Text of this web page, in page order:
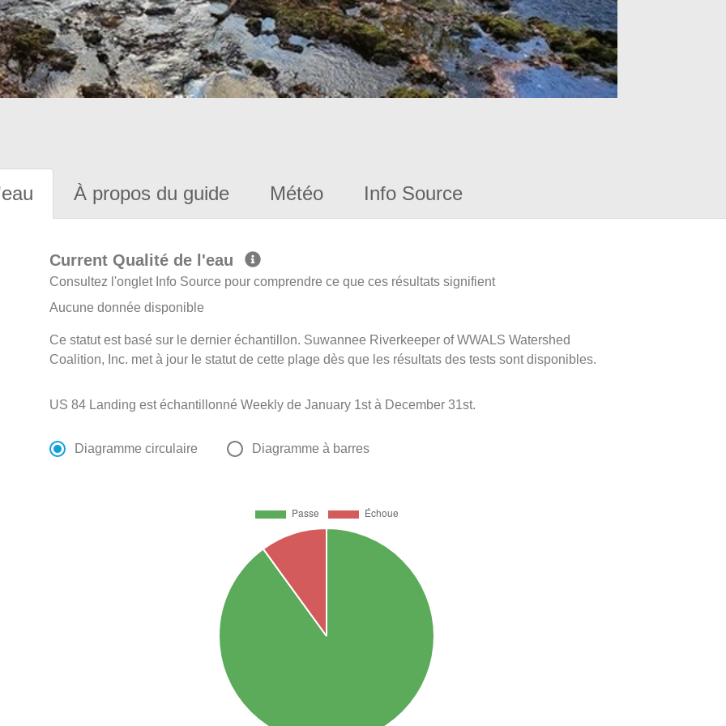
À propos du guide Météo Info Source
Current Qualité de l'eau
Consultez l'onglet Info Source pour comprendre ce que ces résultats signifient
Aucune donnée disponible
Ce statut est basé sur le dernier échantillon. Suwannee Riverkeeper of WWALS Watershed
Coalition, Inc. met à jour le statut de cette plage dès que les résultats des tests sont disponibles.
US 84 Landing est échantillonné Weekly de January 1st à December 31st.
Diagramme circulaire Diagramme à barres